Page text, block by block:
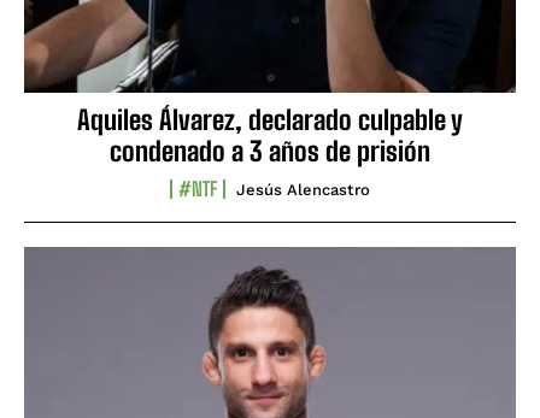
Aquiles Álvarez, declarado culpable y
condenado a 3 años de prisión
#NTF Jesús Alencastro